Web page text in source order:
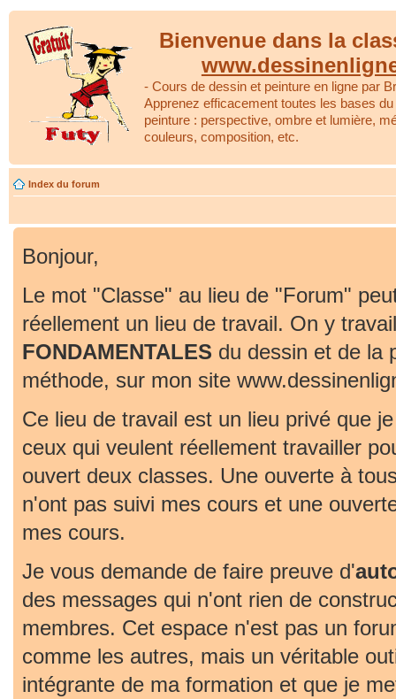
Bienvenue dans la
- Cours de dessin et peinture en ligne par
Apprenez efficacement toutes les bases
peinture : perspective, ombre et lumière,
couleurs, composition, etc.
Index du forum
Bonjour,
Le mot "Classe" au lieu de "Forum"
réellement un lieu de travail. On y
FONDAMENTALES du dessin et de la
méthode, sur mon site
Ce lieu de travail est un lieu privé que
ceux qui veulent réellement travailler
ouvert deux classes. Une ouverte à
n'ont pas suivi mes cours et une
mes cours.
Je vous demande de faire preuve d'
des messages qui n'ont rien de
membres. Cet espace n'est pas un
comme les autres, mais un véritable
intégrante de ma formation et que je